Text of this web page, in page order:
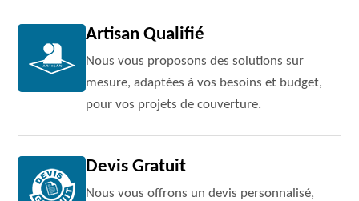
Artisan Qualifié
Nous vous proposons des solutions sur
mesure, adaptées à vos besoins et budget,
pour vos projets de couverture.
Devis Gratuit
Nous vous offrons un devis personnalisé,